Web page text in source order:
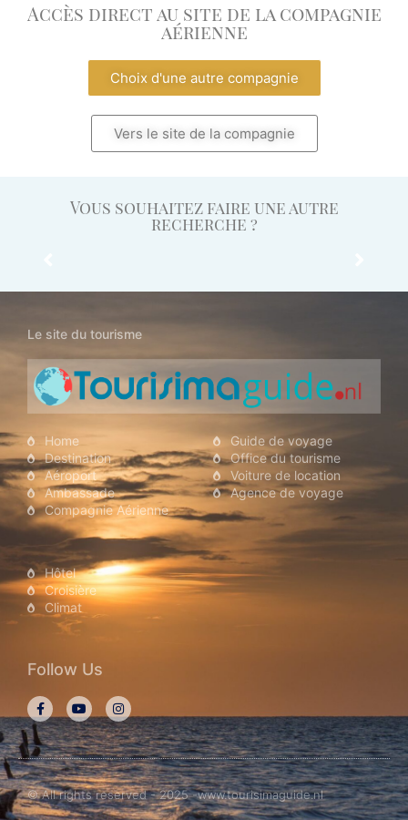
Accès direct au site de la compagnie
aérienne
Choix d'une autre compagnie
Vers le site de la compagnie
Vous souhaitez faire une autre
recherche ?
Opérateur
Le site du tourisme
Home
Destination
Aéroport
Ambassade
Compagnie Aérienne
Guide de voyage
Office du tourisme
Voiture de location
Agence de voyage
Hôtel
Croisière
Climat
Follow Us
© All rights reserved - 2025 -www.tourisimaguide.nl